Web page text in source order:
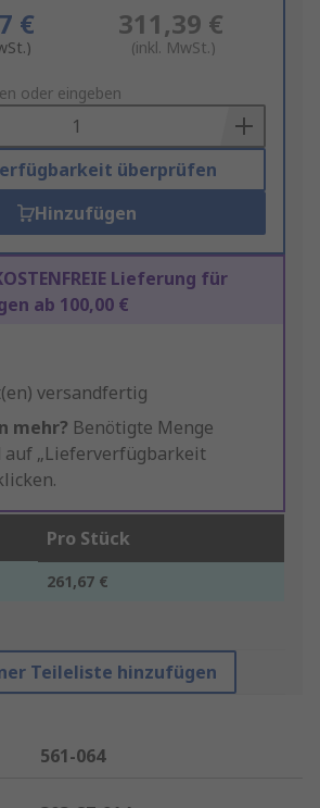
€ 311,39 €
(inkl. MwSt.)
oder eingeben
überprüfen
Hinzufügen
Lieferung für
ab 100,00 €
versandfertig
mehr? Benötigte Menge
auf „Lieferverfügbarkeit
Pro Stück
261,67 €
Teileliste hinzufügen
561-064